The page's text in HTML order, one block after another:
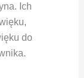
Ich
do